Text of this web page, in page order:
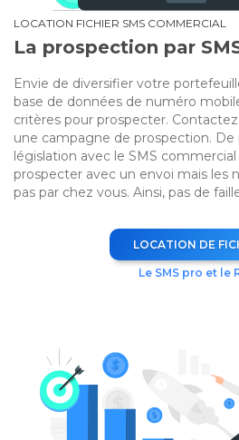
LOCATION FICHIER SMS COMMERCIAL
La prospection par
Envie de diversifier votre
base de données de numéro
critères pour prospecter.
une campagne de prospection. De
législation avec le SMS
prospecter avec un envoi mais les
pas par chez vous. Ainsi, pas de
LOCATION DE
Le SMS pro et le